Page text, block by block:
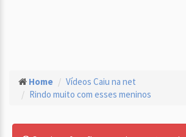
Home
Vídeos Caiu na net
Rindo muito com esses meninos